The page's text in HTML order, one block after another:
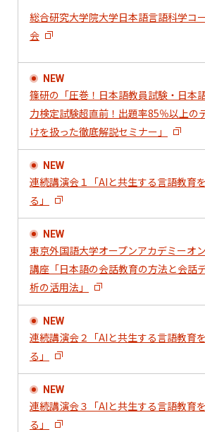
総合研究大学院大学日本語言語科学コ
会
NEW
篠研の「圧巻！日本語教員試験・日本
力検定試験超直前！出題率85％以上の
けを扱った徹底解説セミナー」
NEW
連続講演会１「AIと共生する言語教育
る」
NEW
東京外国語大学オープンアカデミーオ
講座「日本語の会話教育の方法と会話
析の活用法」
NEW
連続講演会２「AIと共生する言語教育
る」
NEW
連続講演会３「AIと共生する言語教育
る」